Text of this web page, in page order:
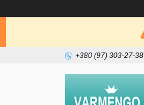
+380 (97) 303-27-38